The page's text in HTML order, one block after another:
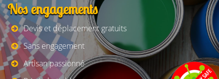
Nos engagements
Devis et déplacement gratuits
Sans engagement
Artisan passionné